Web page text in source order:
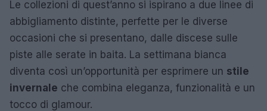
Le collezioni di quest’anno si ispirano a due linee di
abbigliamento distinte, perfette per le diverse
occasioni che si presentano, dalle discese sulle
piste alle serate in baita. La settimana bianca
diventa così un’opportunità per esprimere un stile
invernale che combina eleganza, funzionalità e un
tocco di glamour.